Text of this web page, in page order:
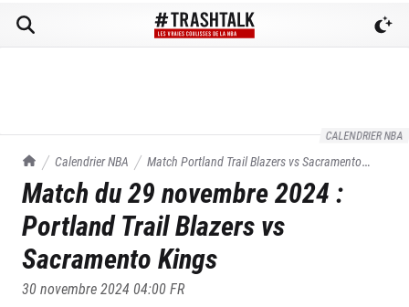
CALENDRIER NBA
TrashTalk Actu NBA
Calendrier NBA Match Portland Trail Blazers vsSacramento
Kings
du 29/11/2024
Match du29 novembre 2024 :
Portland Trail Blazers vs
Sacramento Kings
30 novembre 2024 04:00FR